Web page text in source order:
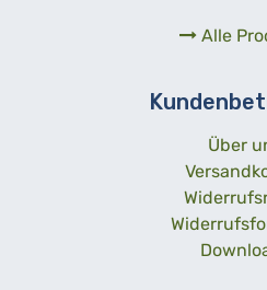
Alle
Über